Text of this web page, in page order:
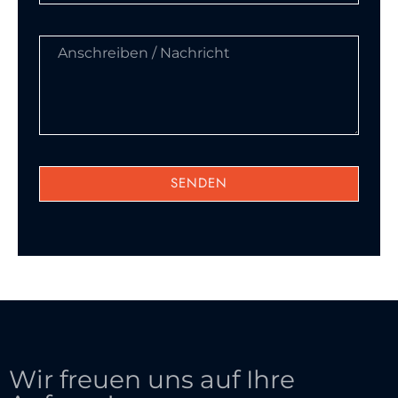
SENDEN
Wir freuen uns auf Ihre